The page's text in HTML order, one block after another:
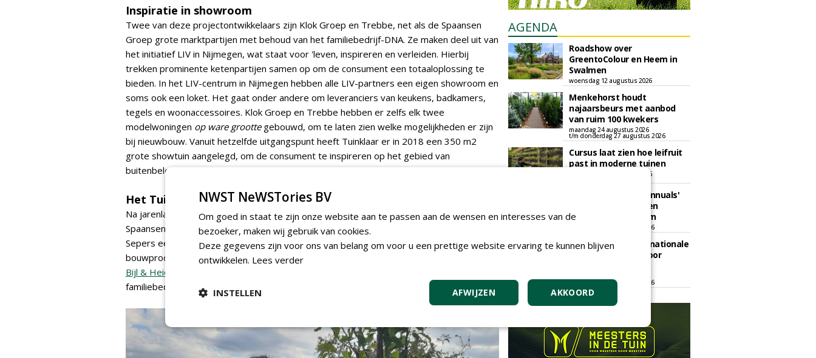
Inspiratie in showroom
Twee van deze projectontwikkelaars zijn Klok Groep en Trebbe, net als de Spaansen
Groep grote marktpartijen met behoud van het familiebedrijf-DNA. Ze maken deel uit van
het initiatief LIV in Nijmegen, wat staat voor 'leven, inspireren en verleiden. Hierbij
trekken prominente ketenpartijen samen op om de consument een totaaloplossing te
bieden. In het LIV-centrum in Nijmegen hebben alle LIV-partners een eigen showroom en
soms ook een loket. Het gaat onder andere om leveranciers van keukens, badkamers,
tegels en woonaccessoires. Klok Groep en Trebbe hebben er zelfs elk twee
modelwoningen op ware groottegebouwd, om te laten zien welke mogelijkheden er zijn
bij nieuwbouw. Vanuit hetzelfde uitgangspunt heeft Tuinklaar er in 2018 een 350 m2
grote showtuin aangelegd, om de consument te inspireren op het gebied van
buitenbeleving.
Het Tuinklaar-team
Na jarenlang in de bouw te hebben gewerkt, keerde Maarten Sepers terug bij de
Spaansen Groep, waar hij in zijn jeugd een zaterdagsbaantje had. Als bouwkundige heeft
Sepers een scherpe blik op het proces van tuinenaanleg tijdens een regulier
bouwproces. Voor Tuinklaar trekt de Spaansen Groep op met tuinaanlegpartner
Bijl & Heierman
familiebedrijf met een no-nonsense-mentaliteit. En het zijn echte aanpakkers.'
AGENDA
Roadshow over
GreentoColour en Heem in
Swalmen
woensdag 12 augustus 2026
Menkehorst houdt
najaarsbeurs met aanbod
van ruim 100 kwekers
maandag 24 augustus 2026
t/m donderdag 27 augustus 2026
Cursus laat zien hoe leifruit
past in moderne tuinen
woensdag 26 augustus 2026
Vakdag 'All About Annuals'
zet eenjarige planten
centraal in Appeltern
donderdag 27 augustus 2026
GaLaBau 2026: internationale
ontmoetingsplek voor
t/m vrijdag 18 september 2026
NWST NeWSTories BV
Om goed in staat te zijn onze website aan te passen aan de wensen en interesses van de
bezoeker, maken wij gebruik van cookies.
Deze gegevens zijn voor ons van belang om voor u een prettige website ervaring te kunnen blijven
ontwikkelen. Lees verder
AKKOORD
AFWIJZEN
INSTELLEN